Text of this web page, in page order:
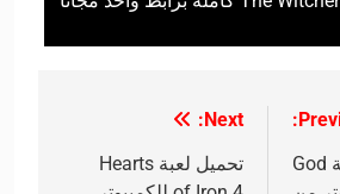
تحميل لعبة God
Next:
تحميل لعبة Hearts